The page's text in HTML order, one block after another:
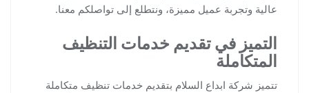
عالية وتجربة عميل مميزة، ونتطلع إلى تواصلكم معنا.
التميز في تقديم خدمات التنظيف
المتكاملة
تتميز شركة ابداع السلام بتقديم خدمات تنظيف متكاملة